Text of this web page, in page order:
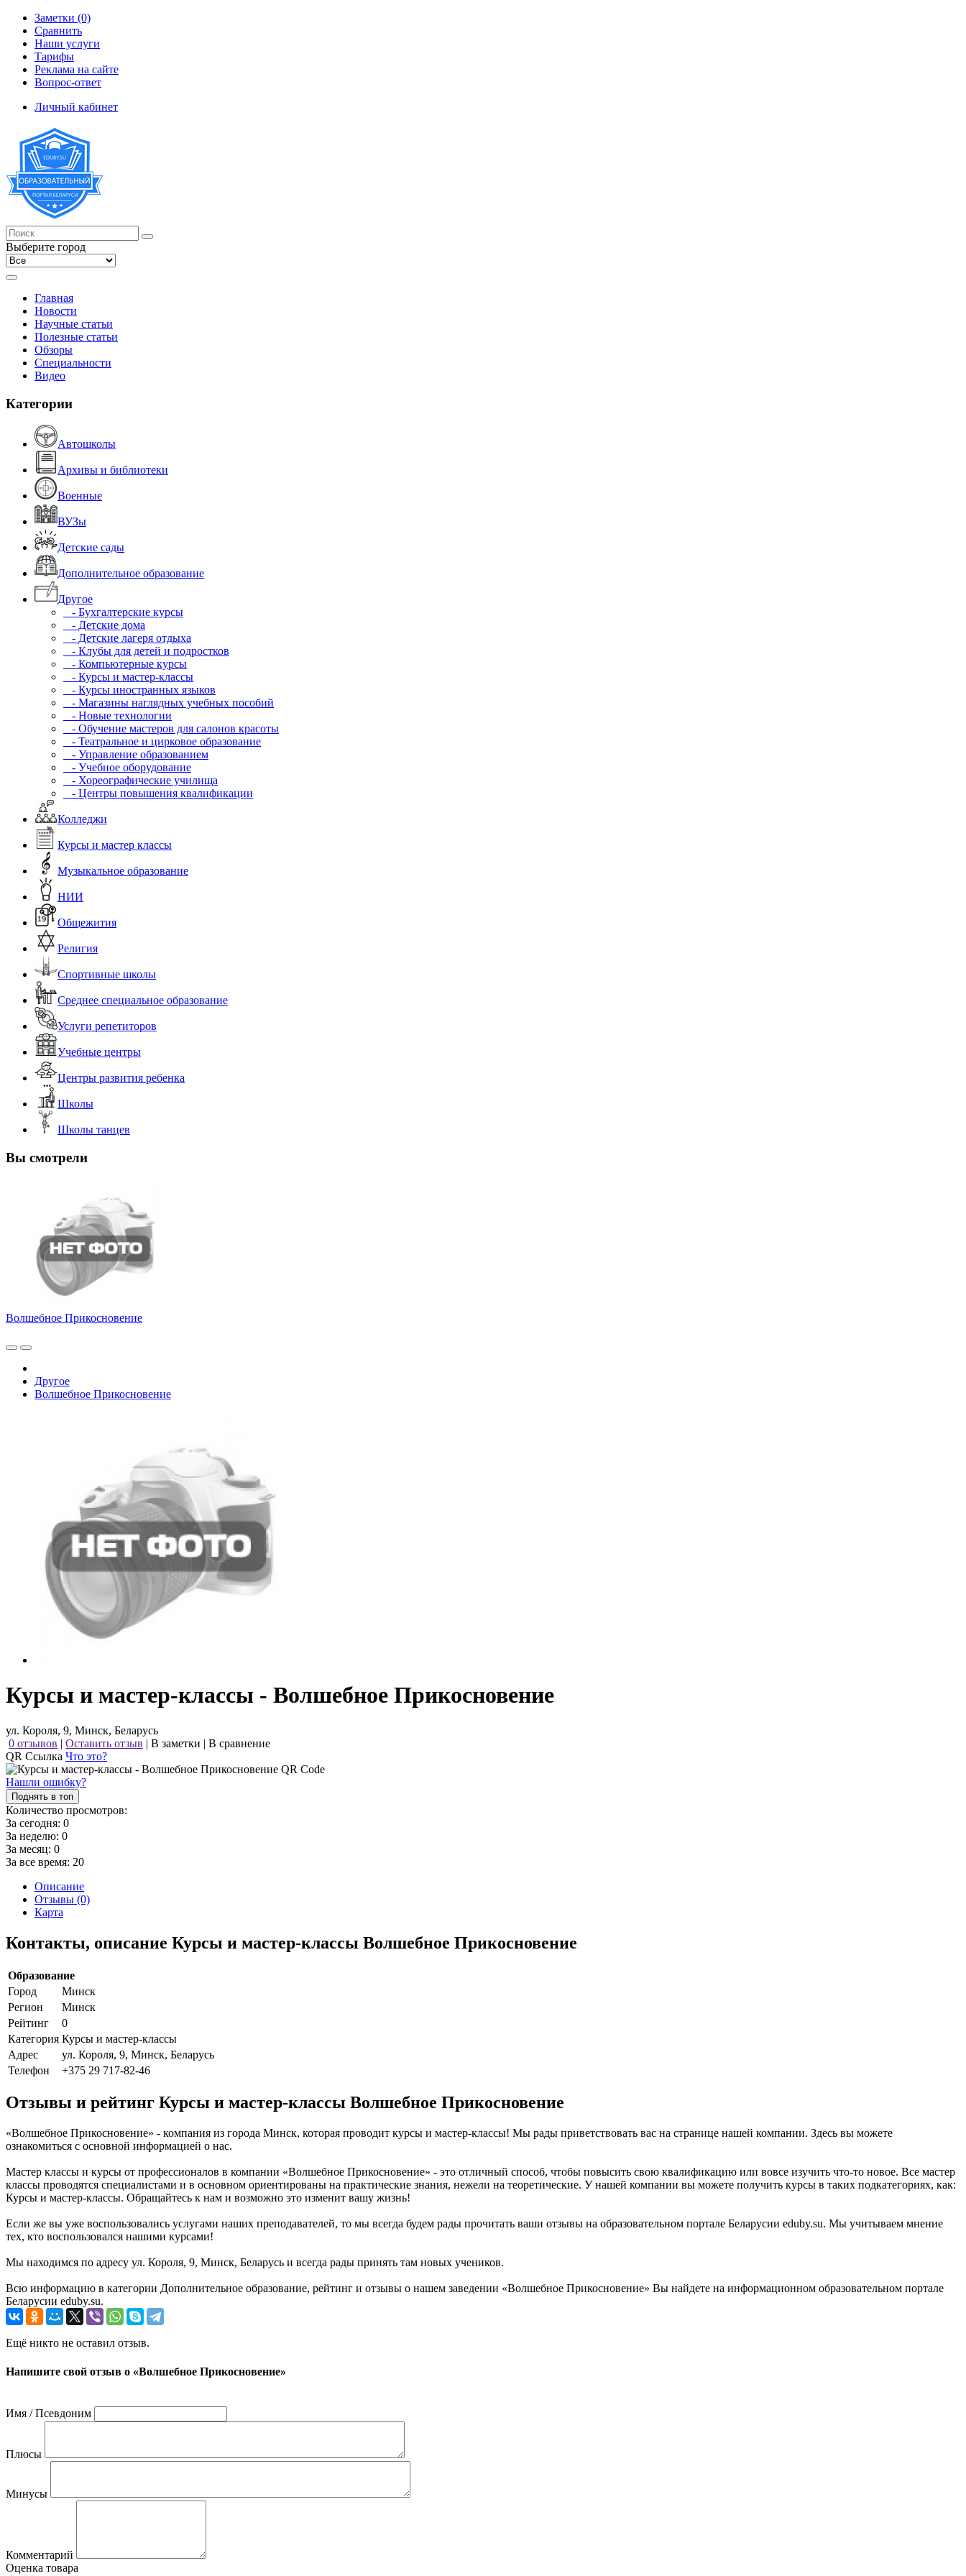
Заметки (0)
Сравнить
Наши услуги
Тарифы
Реклама на сайте
Вопрос-ответ
Личный кабинет
Выберите город
Главная
Новости
Научные статьи
Полезные статьи
Обзоры
Специальности
Видео
Категории
Автошколы
Архивы и библиотеки
Военные
ВУЗы
Детские сады
Дополнительное образование
Другое
- Бухгалтерские курсы
- Детские дома
- Детские лагеря отдыха
- Клубы для детей и подростков
- Компьютерные курсы
- Курсы и мастер-классы
- Курсы иностранных языков
- Магазины наглядных учебных пособий
- Новые технологии
- Обучение мастеров для салонов красоты
- Театральное и цирковое образование
- Управление образованием
- Учебное оборудование
- Хореографические училища
- Центры повышения квалификации
Колледжи
Курсы и мастер классы
Музыкальное образование
НИИ
Общежития
Религия
Спортивные школы
Среднее специальное образование
Услуги репетиторов
Учебные центры
Центры развития ребенка
Школы
Школы танцев
Вы смотрели
Волшебное Прикосновение
Другое
Волшебное Прикосновение
Курсы и мастер-классы - Волшебное Прикосновение
ул. Короля, 9, Минск, Беларусь
0 отзывов | Оставить отзыв | В заметки | В сравнение
QR Ссылка Что это?
Нашли ошибку?
Поднять в топ
Количество просмотров:
За сегодня: 0
За неделю: 0
За месяц: 0
За все время: 20
Описание
Отзывы (0)
Карта
Контакты, описание Курсы и мастер-классы Волшебное Прикосновение
Образование
Город
Минск
Регион
Минск
Рейтинг
0
Категория Курсы и мастер-классы
Адрес
ул. Короля, 9, Минск, Беларусь
Телефон
+375 29 717-82-46
Отзывы и рейтинг Курсы и мастер-классы Волшебное Прикосновение
«Волшебное Прикосновение» - компания из города Минск, которая проводит курсы и мастер-классы! Мы рады приветствовать вас на странице нашей компании. Здесь вы можете
ознакомиться с основной информацией о нас.
Мастер классы и курсы от профессионалов в компании «Волшебное Прикосновение» - это отличный способ, чтобы повысить свою квалификацию или вовсе изучить что-то новое. Все мастер
классы проводятся специалистами и в основном ориентированы на практические знания, нежели на теоретические. У нашей компании вы можете получить курсы в таких подкатегориях, как:
Курсы и мастер-классы. Обращайтесь к нам и возможно это изменит вашу жизнь!
Если же вы уже воспользовались услугами наших преподавателей, то мы всегда будем рады прочитать ваши отзывы на образовательном портале Беларусии eduby.su. Мы учитываем мнение
тех, кто воспользовался нашими курсами!
Мы находимся по адресу ул. Короля, 9, Минск, Беларусь и всегда рады принять там новых учеников.
Всю информацию в категории Дополнительное образование, рейтинг и отзывы о нашем заведении «Волшебное Прикосновение» Вы найдете на информационном образовательном портале
Беларусии eduby.su.
Ещё никто не оставил отзыв.
Напишите свой отзыв о «Волшебное Прикосновение»
Имя / Псевдоним
Плюсы
Минусы
Комментарий
Оценка товара